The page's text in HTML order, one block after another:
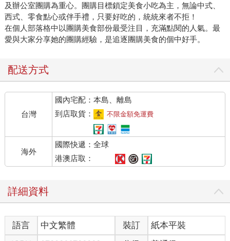
及辦公室團購為重心。團購目標鎖定美食小吃為主，無論中式、
西式、零食點心或伴手禮，只要好吃的，統統來者不拒！
在個人部落格中以團購美食部份最受注目，充滿點閱的人氣。最
愛與大家分享她的團購經驗，是追逐團購美食的個中好手。
配送方式
台灣
國內宅配：本島、離島
到店取貨：
不限金額免運費
海外
國際快遞：全球
港澳店取：
詳細資料
語言 中文繁體 裝訂
紙本平裝